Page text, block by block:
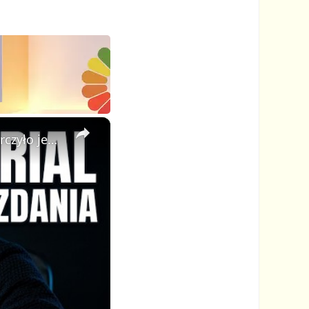
×
🦁 Stworzyłem cały animowany serial z AI w kilka minut — wystarczyło jedno zdanie!